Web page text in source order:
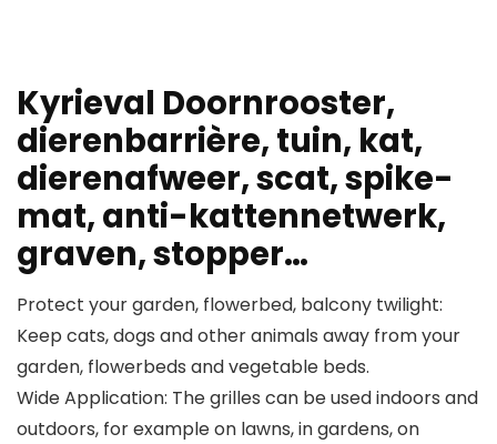
Kyrieval Doornrooster,
dierenbarrière, tuin, kat,
dierenafweer, scat, spike-
mat, anti-kattennetwerk,
graven, stopper…
Protect your garden, flowerbed, balcony twilight:
Keep cats, dogs and other animals away from your
garden, flowerbeds and vegetable beds.
Wide Application: The grilles can be used indoors and
outdoors, for example on lawns, in gardens, on